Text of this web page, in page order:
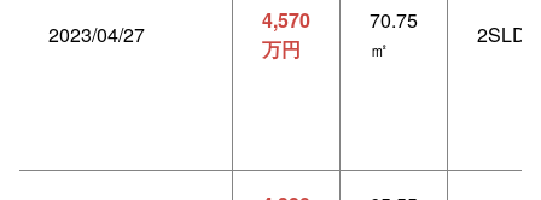
2023/04/27
4,570
万円
70.75
㎡
2SLDK